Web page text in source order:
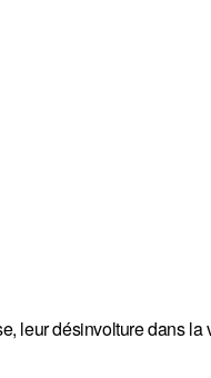
leur désinvolture dans la